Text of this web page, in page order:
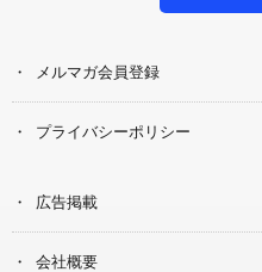
メルマガ会員登録
プライバシーポリシー
広告掲載
会社概要